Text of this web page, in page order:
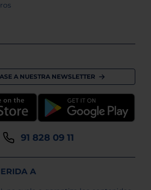
A NUESTRA NEWSLETTER
91 828 09 11
A